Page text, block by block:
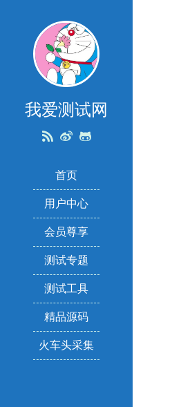
我爱测试网
首页
用户中心
会员尊享
测试专题
测试工具
精品源码
火车头采集